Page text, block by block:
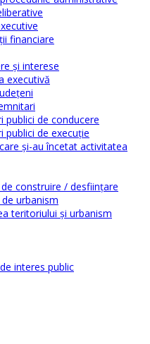
financiare
şi interese
executivă
publici de conducere
publici de execuție
şi-au încetat activitatea
construire / desființare
urbanism
teritoriului şi urbanism
interes public